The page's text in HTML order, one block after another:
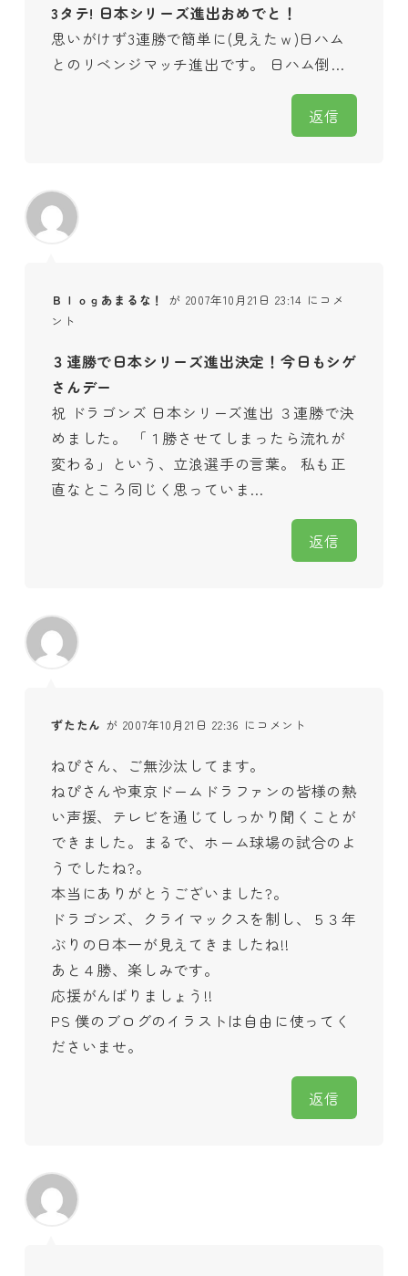
3タテ! 日本シリーズ進出おめでと！
思いがけず3連勝で簡単に(見えたｗ)日ハム
とのリベンジマッチ進出です。 日ハム倒…
返信
Ｂｌｏｇあまるな！
が 2007年10月21日 23:14 にコメ
ント
３連勝で日本シリーズ進出決定！今日もシゲ
さんデー
祝 ドラゴンズ 日本シリーズ進出 ３連勝で決
めました。 「１勝させてしまったら流れが
変わる」という、立浪選手の言葉。 私も正
直なところ同じく思っていま…
返信
ずたたん が 2007年10月21日 22:36 にコメント
ねぴさん、ご無沙汰してます。
ねぴさんや東京ドームドラファンの皆様の熱
い声援、テレビを通じてしっかり聞くことが
できました。まるで、ホーム球場の試合のよ
うでしたね?。
本当にありがとうございました?。
ドラゴンズ、クライマックスを制し、５３年
ぶりの日本一が見えてきましたね!!
あと４勝、楽しみです。
応援がんばりましょう!!
PS 僕のブログのイラストは自由に使ってく
ださいませ。
返信